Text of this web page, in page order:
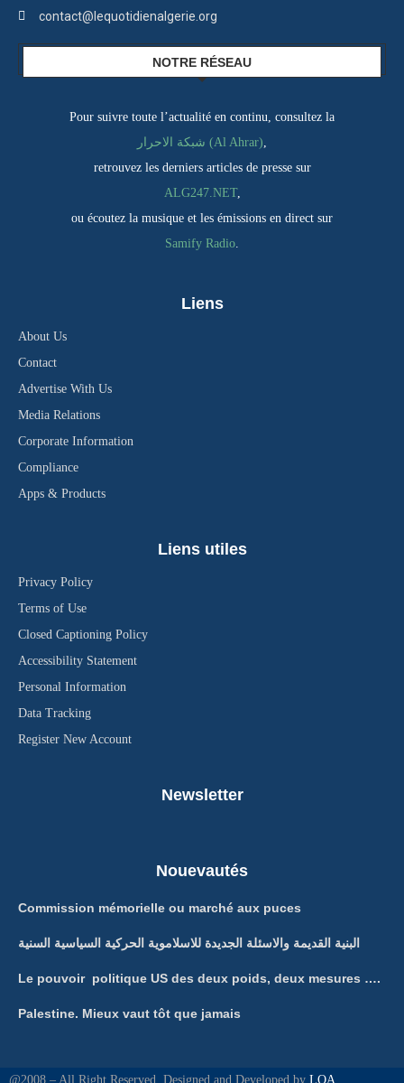
contact@lequotidienalgerie.org
NOTRE RÉSEAU
Pour suivre toute l’actualité en continu, consultez la
شبكة الاحرار (Al Ahrar),
retrouvez les derniers articles de presse sur
ALG247.NET,
ou écoutez la musique et les émissions en direct sur
Samify Radio.
Liens
About Us
Contact
Advertise With Us
Media Relations
Corporate Information
Compliance
Apps & Products
Liens utiles
Privacy Policy
Terms of Use
Closed Captioning Policy
Accessibility Statement
Personal Information
Data Tracking
Register New Account
Newsletter
Nouevautés
Commission mémorielle ou marché aux puces
البنية القديمة والاسئلة الجديدة للاسلاموية الحركية السياسية السنية
Le pouvoir politique US des deux poids, deux mesures ….
Palestine. Mieux vaut tôt que jamais
@2008 – All Right Reserved. Designed and Developed by LQA